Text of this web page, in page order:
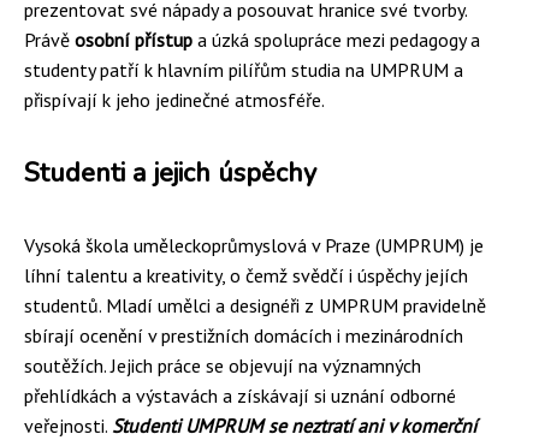
prezentovat své nápady a posouvat hranice své tvorby.
Právě osobní přístup a úzká spolupráce mezi pedagogy a
studenty patří k hlavním pilířům studia na UMPRUM a
přispívají k jeho jedinečné atmosféře.
Studenti a jejich úspěchy
Vysoká škola uměleckoprůmyslová v Praze (UMPRUM) je
líhní talentu a kreativity, o čemž svědčí i úspěchy jejích
studentů. Mladí umělci a designéři z UMPRUM pravidelně
sbírají ocenění v prestižních domácích i mezinárodních
soutěžích. Jejich práce se objevují na významných
přehlídkách a výstavách a získávají si uznání odborné
veřejnosti. Studenti UMPRUM se neztratí ani v komerční